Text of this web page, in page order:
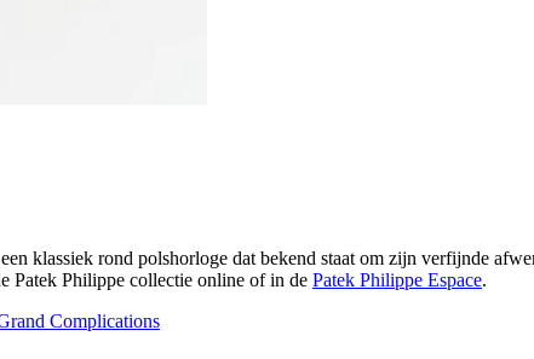
klassiek rond polshorloge dat bekend staat om zijn verfijnde
Patek Philippe collectie online of in de Patek Philippe Espace.
Complications